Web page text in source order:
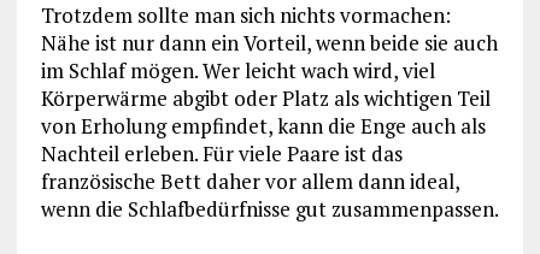
Trotzdem sollte man sich nichts vormachen:
Nähe ist nur dann ein Vorteil, wenn beide sie auch
im Schlaf mögen. Wer leicht wach wird, viel
Körperwärme abgibt oder Platz als wichtigen Teil
von Erholung empfindet, kann die Enge auch als
Nachteil erleben. Für viele Paare ist das
französische Bett daher vor allem dann ideal,
wenn die Schlafbedürfnisse gut zusammenpassen.